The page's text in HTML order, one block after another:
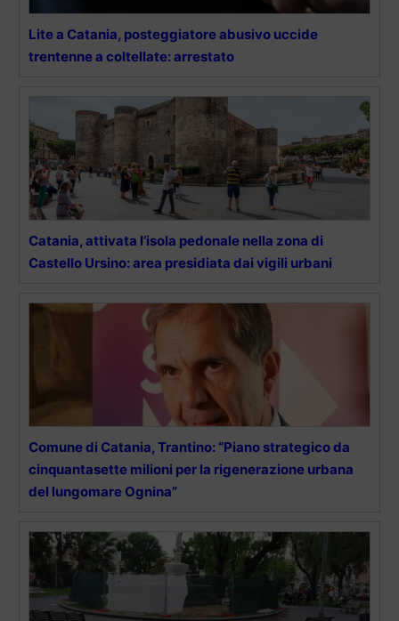
Lite a Catania, posteggiatore abusivo uccide
trentenne a coltellate: arrestato
Catania, attivata l’isola pedonale nella zona di
Castello Ursino: area presidiata dai vigili urbani
Comune di Catania, Trantino: “Piano strategico da
cinquantasette milioni per la rigenerazione urbana
del lungomare Ognina”